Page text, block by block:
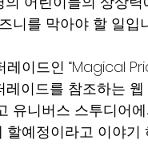
니를 막아야 할 일입
레이드인 “Magical
이드를 참조하는
유니버스 스투디어
예정이라고 이야기